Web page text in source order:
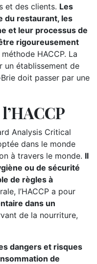
et des clients. Les
du restaurant, les
et leur processus de
rigoureusement
HACCP. La
un établissement de
doit passer par une
Analysis Critical
dans le monde
à travers le monde. Il
ou de sécurité
de règles à
l’HACCP a pour
dans un
de la nourriture,
dangers et risques
de